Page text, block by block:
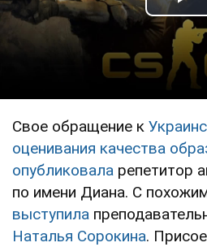
Свое обращение к
оценивания качества
опубликовала репетитор
по имени Диана. С
выступила
Наталья Сорокина.